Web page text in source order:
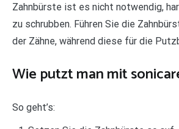
Zahnbürste ist es nicht notwendig,
zu schrubben. Führen Sie die
der Zähne, während diese für die
Wie putzt man mit
So geht’s: